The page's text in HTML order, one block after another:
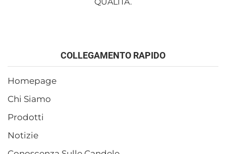
COLLEGAMENTO RAPIDO
Homepage
Chi Siamo
Prodotti
Notizie